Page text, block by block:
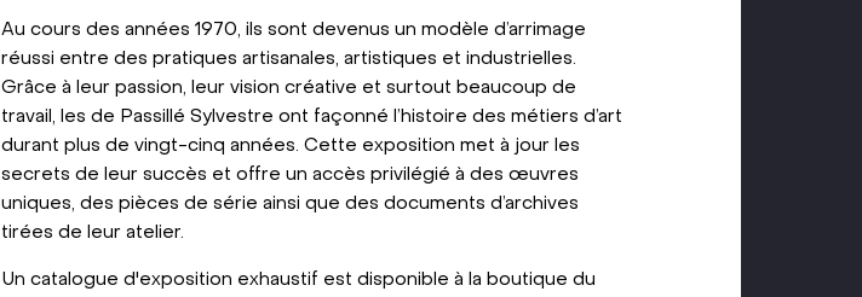
Au cours des années 1970, ils sont devenus un modèle d’arrimage
réussi entre des pratiques artisanales, artistiques et industrielles.
Grâce à leur passion, leur vision créative et surtout beaucoup de
travail, les de Passillé Sylvestre ont façonné l’histoire des métiers d’art
durant plus de vingt-cinq années. Cette exposition met à jour les
secrets de leur succès et offre un accès privilégié à des œuvres
uniques, des pièces de série ainsi que des documents d’archives
tirées de leur atelier.
Un catalogue d'exposition exhaustif est disponible à la boutique du